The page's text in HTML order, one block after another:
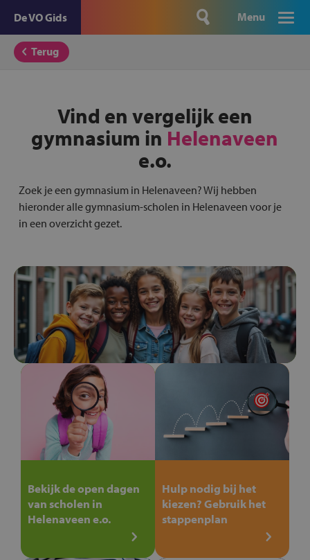
De VO Gids Menu
Terug
Vind en vergelijk een
gymnasium in Helenaveen
e.o.
Zoek je een gymnasium in Helenaveen? Wij hebben
hieronder alle gymnasium-scholen in Helenaveen voor je
in een overzicht gezet.
Bekijk de open dagen
van scholen in
Helenaveen e.o.
Hulp nodig bij het
kiezen? Gebruik het
stappenplan